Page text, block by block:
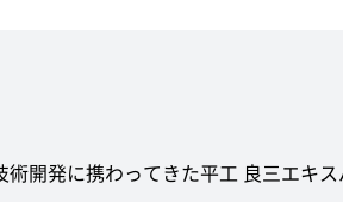
開発に携わってきた平工 良三エキス